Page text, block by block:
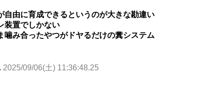
自由に育成できるというのが大きな勘違い
装置でしかない
噛み合ったやつがドヤるだけの糞システム
2025/09/06(土) 11:36:48.25